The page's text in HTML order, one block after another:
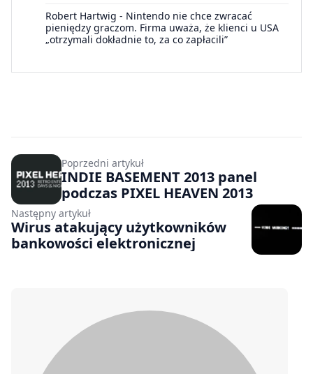
Robert Hartwig - Nintendo nie chce zwracać
pieniędzy graczom. Firma uważa, że klienci u USA
„otrzymali dokładnie to, za co zapłacili”
Poprzedni artykuł
INDIE BASEMENT 2013 panel
podczas PIXEL HEAVEN 2013
Następny artykuł
Wirus atakujący użytkowników
bankowości elektronicznej